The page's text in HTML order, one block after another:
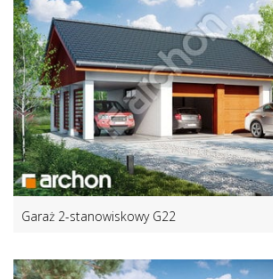
Garaż 2-stanowiskowy G22